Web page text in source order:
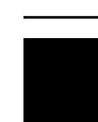
o
n
c
a